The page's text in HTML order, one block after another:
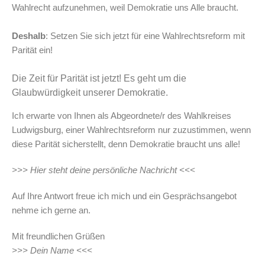
Wahlrecht aufzunehmen, weil Demokratie uns Alle braucht.
Deshalb: Setzen Sie sich jetzt für eine Wahlrechtsreform mit
Parität ein!
Die Zeit für Parität ist jetzt! Es geht um die
Glaubwürdigkeit unserer Demokratie.
Ich erwarte von Ihnen als Abgeordnete/r des Wahlkreises
Ludwigsburg, einer Wahlrechtsreform nur zuzustimmen, wenn
diese Parität sicherstellt, denn Demokratie braucht uns alle!
>>> Hier steht deine persönliche Nachricht <<<
Auf Ihre Antwort freue ich mich und ein Gesprächsangebot
nehme ich gerne an.
Mit freundlichen Grüßen
>>> Dein Name <<<